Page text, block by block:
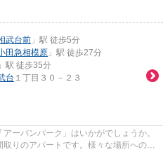
武台前 」駅 徒歩5分
田急相模原 」駅 徒歩27分
」駅 徒歩35分
台 １丁目３０－２３
ーバンパーク」はいかがでしょうか。
りのアパートです。様々な場所へのア